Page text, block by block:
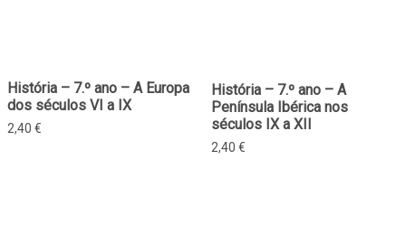
História – 7.º ano – A Europa
dos séculos VI a IX
2,40 €
História – 7.º ano – A
Península Ibérica nos
séculos IX a XII
2,40 €